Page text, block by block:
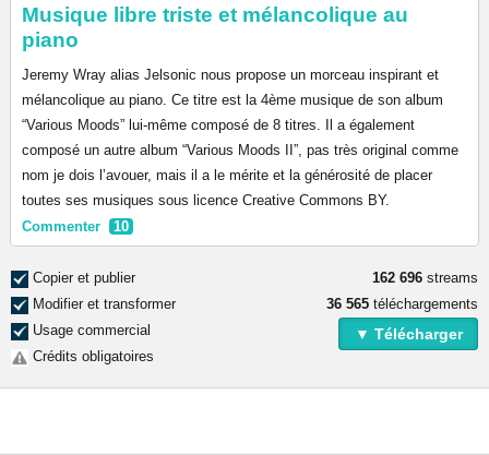
Musique libre triste et mélancolique au
piano
Jeremy Wray alias Jelsonic nous propose un morceau inspirant et
mélancolique au piano. Ce titre est la 4ème musique de son album
“Various Moods” lui-même composé de 8 titres. Il a également
composé un autre album “Various Moods II”, pas très original comme
nom je dois l’avouer, mais il a le mérite et la générosité de placer
toutes ses musiques sous licence Creative Commons BY.
Commenter 10
Copier et publier
Modifier et transformer
Usage commercial
Crédits obligatoires
162 696 streams
36 565 téléchargements
▼ Télécharger